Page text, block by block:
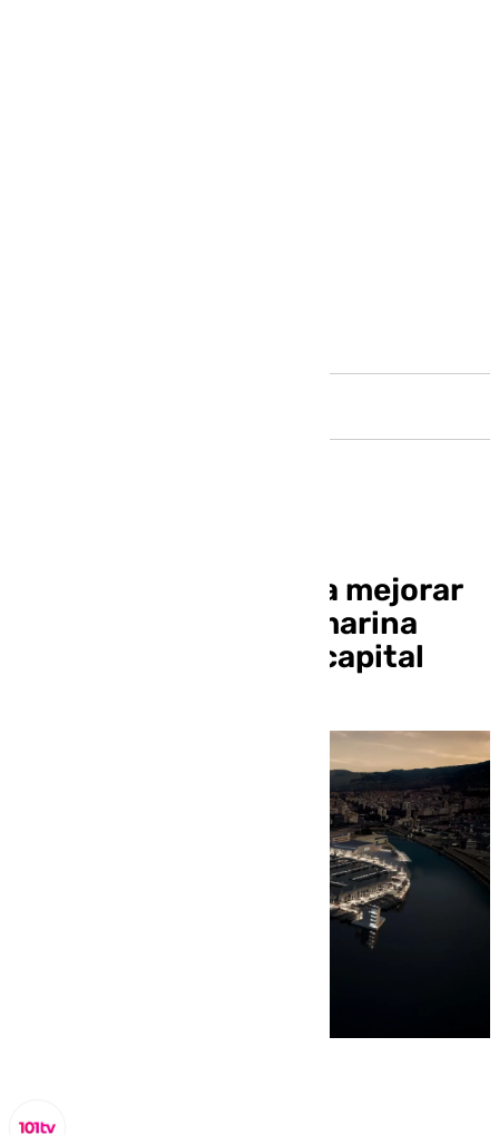
El Puerto avanza para mejorar
el acceso a la nueva marina
deportiva de Málaga capital